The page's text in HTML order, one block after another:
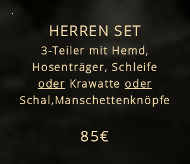
HERREN SET
3-Teiler mit Hemd,
Hosenträger, Schleife
oder Krawatte oder
Schal,Manschettenknöpfe
85€